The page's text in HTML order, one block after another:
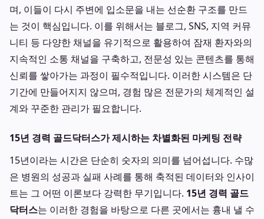
며, 이들이 다시 주변에 입소문을 내는 선순환 구조를 만드
는 것이 핵심입니다. 이를 위해서는 블로그, SNS, 지역 커뮤
니티 등 다양한 채널을 유기적으로 활용하여 잠재 환자와의
지속적인 소통 채널을 구축하고, 전문성 있는 콘텐츠를 통해
신뢰를 쌓아가는 과정이 필수적입니다. 이러한 시스템은 단
기간에 만들어지지 않으며, 경험 많은 전문가의 체계적인 설
계와 꾸준한 관리가 필요합니다.
15년 경력 골드닥터스가 제시하는 차별화된 마케팅 전략
15년이라는 시간은 단순히 숫자의 의미를 넘어섭니다. 수많
은 병원의 성공과 실패 사례를 통해 축적된 데이터와 인사이
트는 그 어떤 이론보다 강력한 무기입니다. 15년 경력 골드
닥터스는 이러한 경험을 바탕으로 다른 곳에서는 흉내 낼 수